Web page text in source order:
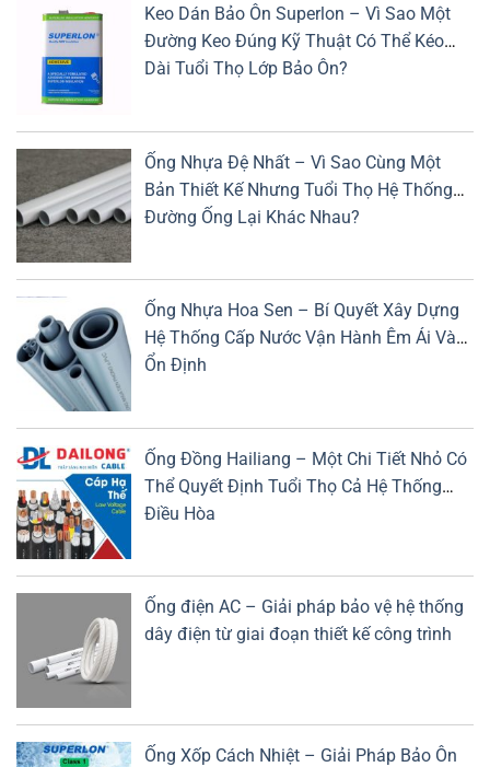
Keo Dán Bảo Ôn Superlon – Vì Sao Một
Đường Keo Đúng Kỹ Thuật Có Thể Kéo
Dài Tuổi Thọ Lớp Bảo Ôn?
Ống Nhựa Đệ Nhất – Vì Sao Cùng Một
Bản Thiết Kế Nhưng Tuổi Thọ Hệ Thống
Đường Ống Lại Khác Nhau?
Ống Nhựa Hoa Sen – Bí Quyết Xây Dựng
Hệ Thống Cấp Nước Vận Hành Êm Ái Và
Ổn Định
Ống Đồng Hailiang – Một Chi Tiết Nhỏ Có
Thể Quyết Định Tuổi Thọ Cả Hệ Thống
Điều Hòa
Ống điện AC – Giải pháp bảo vệ hệ thống
dây điện từ giai đoạn thiết kế công trình
Ống Xốp Cách Nhiệt – Giải Pháp Bảo Ôn